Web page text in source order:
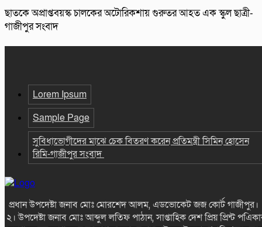
ছাতকে অপ্রাপ্তবয়স্ক চালকের অটোরিকশায় গুরুতর আহত এক স্কুল ছাত্রী-
গাজীপুর সংবাদ
Lorem Ipsum
Sample Page
সুবিধাভোগীদের মাঝে চেক বিতরণ করেন প্রতিমন্ত্রী সিমিন হোসেন
রিমি-গাজীপুর সংবাদ
প্রধান উপদেষ্টা জনাব মোঃ মোরশেদ আলম, এডভোকেট জজ কোর্ট
২। উপদেষ্টা জনাব মোঃ আব্দুল লতিফ পাঠান, সাপ্তাহিক দেশ প্রিয় প্রিন্ট